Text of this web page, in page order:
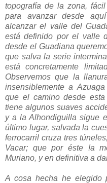
topografía de la zona,
para avanzar desde
alcanzar el valle del
está definido por el valle
desde el Guadiana
que salva la serie
está concretamente
Observemos que la
insensiblemente a
que el camino desde
tiene algunos suaves
y a la Alhondiguilla sigue
último lugar, salvada la
ferrocarril cruza tres
Vacar; que por éste !a
Muriano, y en definitiva a
A cosa hecha he elegido